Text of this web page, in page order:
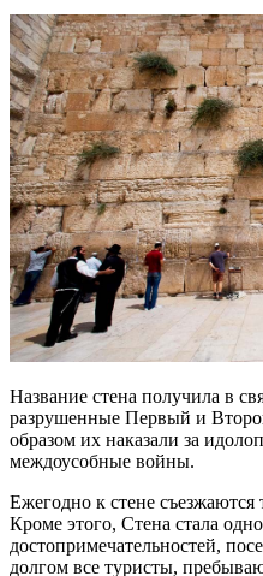
Название стена получила в
разрушенные Первый и
образом их наказали за
междоусобные войны.
Ежегодно к стене съезжаются
Кроме этого, Стена стала
достопримечательностей,
долгом все туристы,